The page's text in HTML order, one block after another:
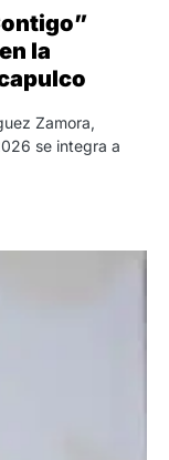
la
Zamora,
se integra a